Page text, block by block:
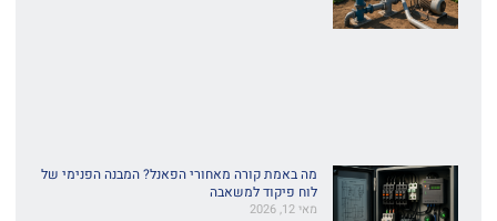
מה באמת קורה מאחורי הפאנל? המבנה הפנימי של
לוח פיקוד למשאבה
מאי 12, 2026